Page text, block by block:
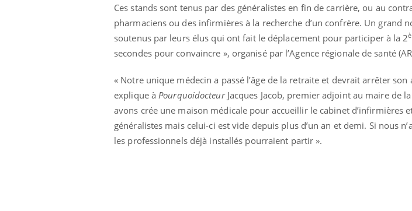
Ces stands sont tenus par des généralistes en fin de carrière, ou au
pharmaciens ou des infirmières à la recherche d’un confrère. Un grand
soutenus par leurs élus qui ont fait le déplacement pour participer à la 2
secondes pour convaincre », organisé par l’Agence régionale de santé
« Notre unique médecin a passé l’âge de la retraite et devrait arrêter
explique à PourquoidocteurJacques Jacob, premier adjoint au maire de
avons crée une maison médicale pour accueillir le cabinet d’infirmières
généralistes mais celui-ci est vide depuis plus d’un an et demi. Si nous
les professionnels déjà installés pourraient partir ».